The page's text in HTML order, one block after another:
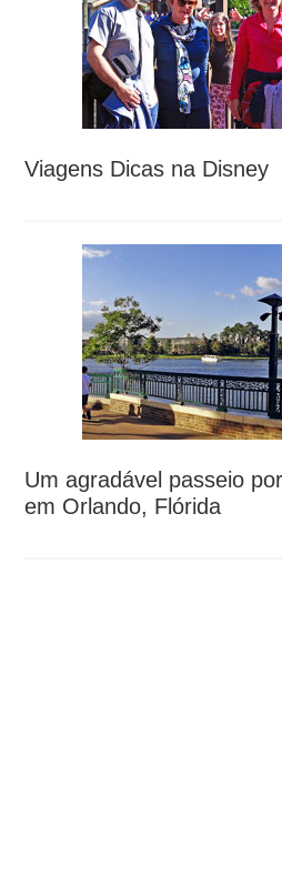
Viagens Dicas na Disney
Um agradável passeio
em Orlando, Flórida